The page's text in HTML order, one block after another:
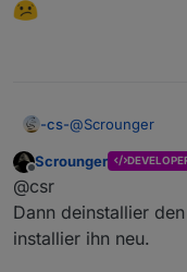
-cs-@Scrounger
Ja genau so wie
Scrounger
@csr
Dann deinstallier
installier ihn neu.